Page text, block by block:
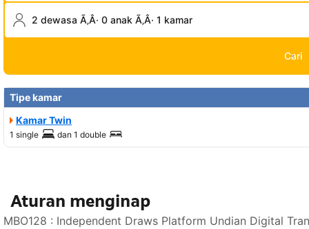
2 dewasa Ã‚Â· 0 anak Ã‚Â· 1 kamar
Cari
Tipe kamar
Kamar Twin
1 single dan 1 double
Aturan menginap
MBO128 : Independent Draws Platform Undian Digital